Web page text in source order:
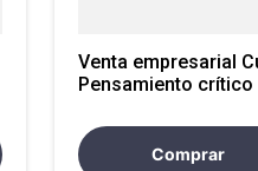
Venta empresarial Curso
Pensamiento crítico
Comprar